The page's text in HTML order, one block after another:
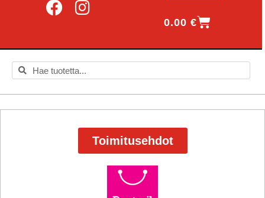
0.00€
Toimitusehdot